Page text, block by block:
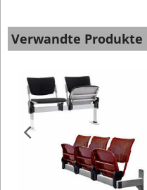
Verwandte Produkte